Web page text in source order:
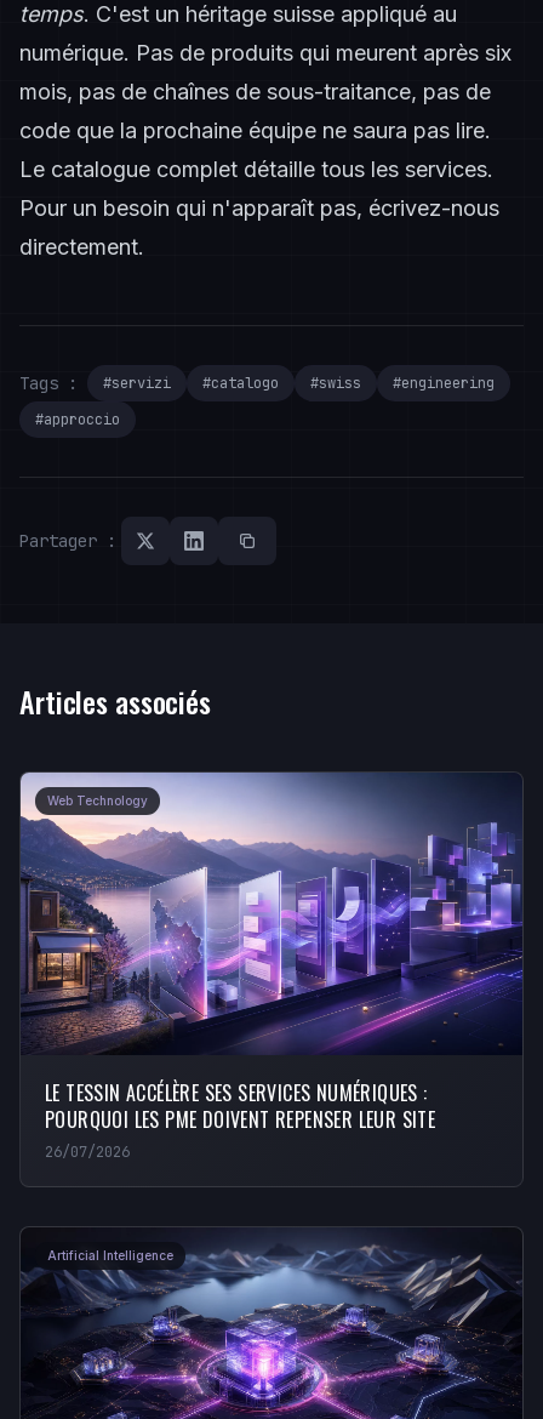
temps. C'est un héritage suisse appliqué au
numérique. Pas de produits qui meurent après six
mois, pas de chaînes de sous-traitance, pas de
code que la prochaine équipe ne saura pas lire.
Le catalogue complet détaille tous les services.
Pour un besoin qui n'apparaît pas, écrivez-nous
directement.
Tags : #servizi #catalogo #swiss
#engineering
#approccio
Partager :
Articles associés
Web Technology
LE TESSIN ACCÉLÈRE SES SERVICES NUMÉRIQUES :
POURQUOI LES PME DOIVENT REPENSER LEUR SITE
26/07/2026
Artificial Intelligence